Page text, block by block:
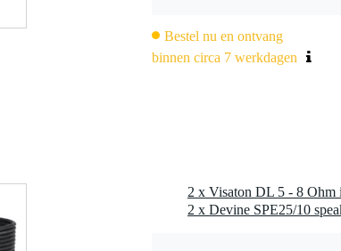
Bestel nu en ontvang
binnen circa 7 werkdagen
2 x Visaton DL 5 - 8 Ohm